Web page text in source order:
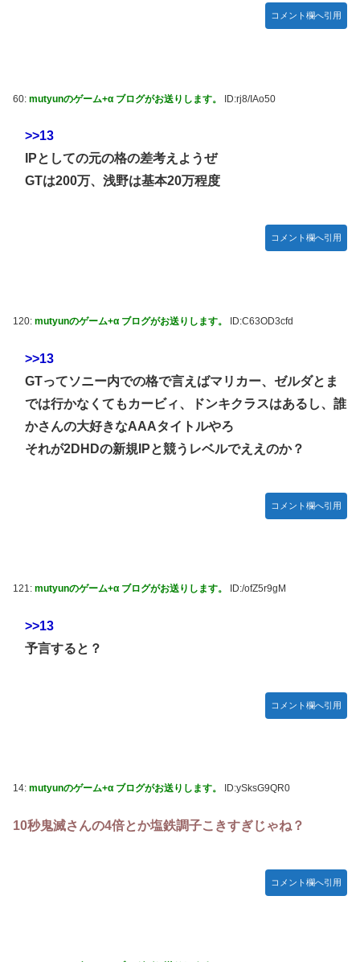
コメント欄へ引用
60: mutyunのゲーム+α ブログがお送りします。 ID:rj8/IAo50
>>13
IPとしての元の格の差考えようぜ
GTは200万、浅野は基本20万程度
コメント欄へ引用
120: mutyunのゲーム+α ブログがお送りします。 ID:C63OD3cfd
>>13
GTってソニー内での格で言えばマリカー、ゼルダとま
では行かなくてもカービィ、ドンキクラスはあるし、誰
かさんの大好きなAAAタイトルやろ
それが2DHDの新規IPと競うレベルでええのか？
コメント欄へ引用
121: mutyunのゲーム+α ブログがお送りします。 ID:/ofZ5r9gM
>>13
予言すると？
コメント欄へ引用
14: mutyunのゲーム+α ブログがお送りします。 ID:ySksG9QR0
10秒鬼滅さんの4倍とか塩鉄調子こきすぎじゃね？
コメント欄へ引用